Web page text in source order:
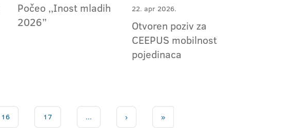
Počeo ,,Inost mladih
2026”
22. apr 2026.
Otvoren poziv za
CEEPUS mobilnost
pojedinaca
16 17 ... › »